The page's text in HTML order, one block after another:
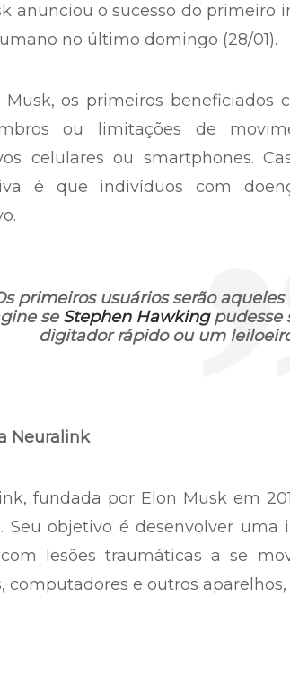
anunciou o sucesso do
no último domingo (28/01).
Musk, os primeiros beneficiados
ou limitações de
celulares ou smartphones.
é que indivíduos com
primeiros usuários serão
seStephen Hawkingpudesse
digitador rápido ou um
Neuralink
fundada por Elon Musk em
Seu objetivo é desenvolver
com lesões traumáticas a se
computadores e outros